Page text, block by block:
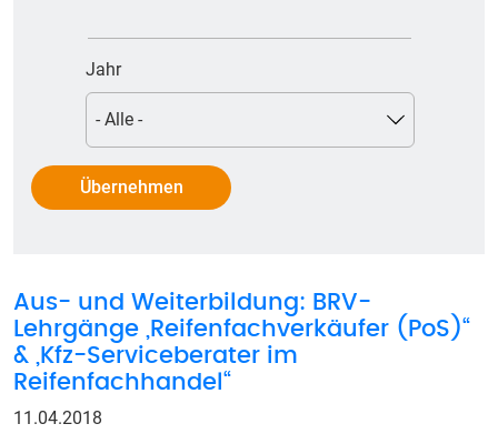
Jahr
Aus- und Weiterbildung: BRV-
Lehrgänge „Reifenfachverkäufer (PoS)“
& „Kfz-Serviceberater im
Reifenfachhandel“
11.04.2018